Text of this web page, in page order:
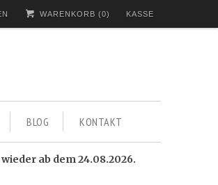
WARENKORB (0) KASSE
BLOG KONTAKT
ab dem 24.08.2026.